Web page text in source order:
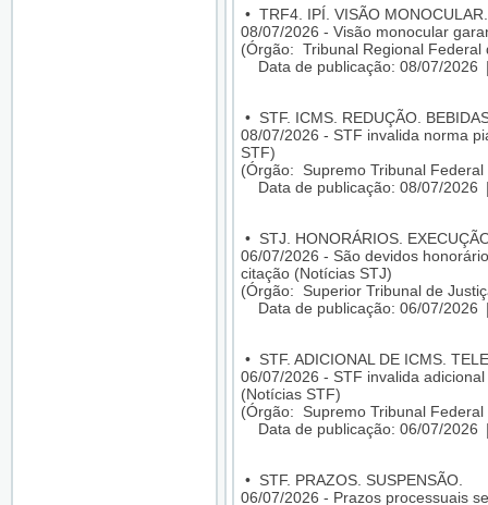
• TRF4. IPÍ. VISÃO
08/07/2026 - Visão monocular
(Órgão: Tribunal Regional Federal
Data de publicação: 08/07/2026
• STF. ICMS. REDUÇÃO.
08/07/2026 - STF invalida norma
STF)
(Órgão: Supremo Tribunal Federal
Data de publicação: 08/07/2026
• STJ. HONORÁRIOS.
06/07/2026 - São devidos
citação (Notícias STJ)
(Órgão: Superior Tribunal de
Data de publicação: 06/07/2026
• STF. ADICIONAL DE ICMS.
06/07/2026 - STF invalida
(Notícias STF)
(Órgão: Supremo Tribunal Federal
Data de publicação: 06/07/2026
• STF. PRAZOS. SUSPENSÃO.
06/07/2026 - Prazos processuais